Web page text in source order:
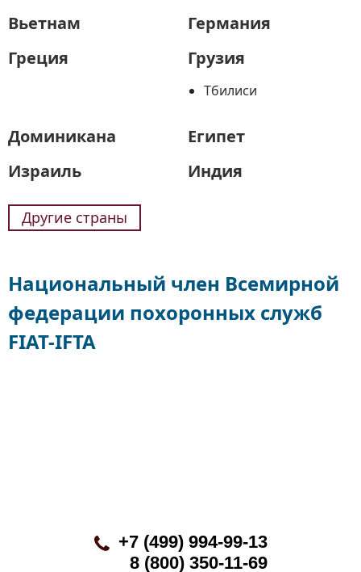
Вьетнам
Германия
Греция
Грузия
Тбилиси
Доминикана
Египет
Израиль
Индия
Другие страны
Национальный член Всемирной
федерации похоронных служб
FIAT-IFTA
+7 (499) 994-99-13
8 (800) 350-11-69